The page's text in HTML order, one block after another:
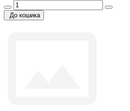
До кошика